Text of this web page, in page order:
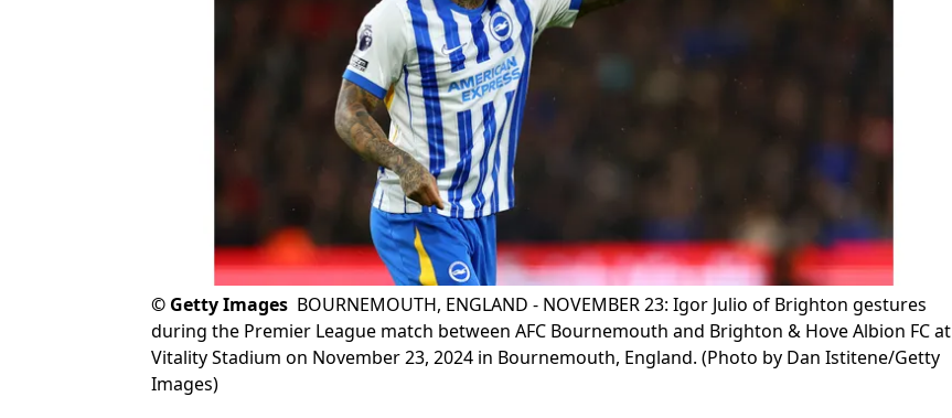
© Getty Images BOURNEMOUTH, ENGLAND - NOVEMBER 23: Igor Julio of Brighton gestures
during the Premier League match between AFC Bournemouth and Brighton & Hove Albion FC at
Vitality Stadium on November 23, 2024 in Bournemouth, England. (Photo by Dan Istitene/Getty
Images)